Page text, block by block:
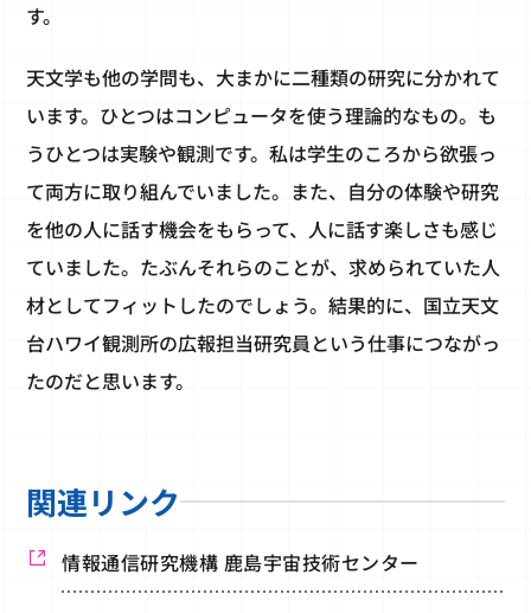
す。
天文学も他の学問も、大まかに二種類の研究に分かれて
います。ひとつはコンピュータを使う理論的なもの。も
うひとつは実験や観測です。私は学生のころから欲張っ
て両方に取り組んでいました。また、自分の体験や研究
を他の人に話す機会をもらって、人に話す楽しさも感じ
ていました。たぶんそれらのことが、求められていた人
材としてフィットしたのでしょう。結果的に、国立天文
台ハワイ観測所の広報担当研究員という仕事につながっ
たのだと思います。
関連リンク
情報通信研究機構 鹿島宇宙技術センター